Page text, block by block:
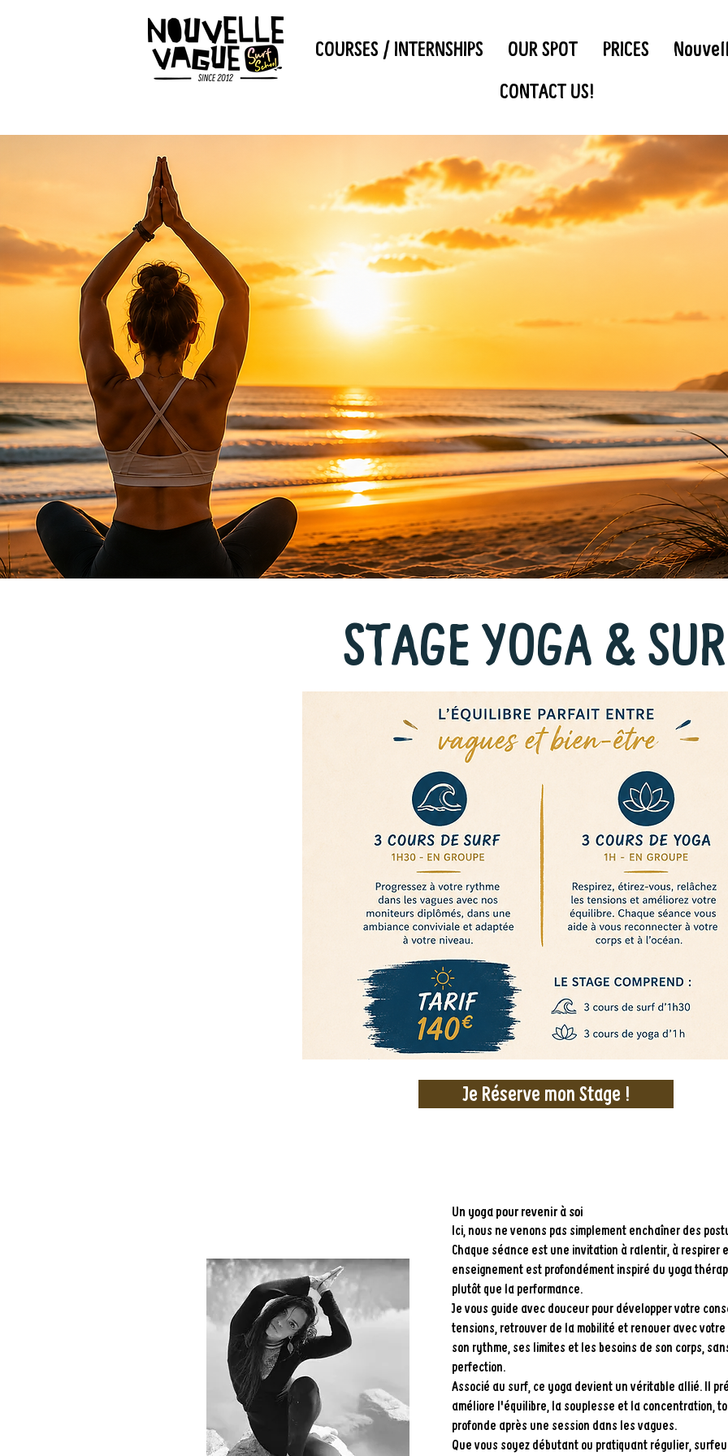
COURSES / INTERNSHIPS OUR SPOT PRICES
CONTACT US!
STAGE YOGA &
Je Réserve mon Stage !
Un yoga pour revenir à soi
Ici, nous ne venons pas simplement enchaîner des
Chaque séance est une invitation à ralentir, à respirer
enseignement est profondément inspiré du yoga
plutôt que la performance.
Je vous guide avec douceur pour développer votre
tensions, retrouver de la mobilité et renouer avec
son rythme, ses limites et les besoins de son corps,
perfection.
Associé au surf, ce yoga devient un véritable allié. Il
améliore l'équilibre, la souplesse et la concentration,
profonde après une session dans les vagues.
Que vous soyez débutant ou pratiquant régulier,